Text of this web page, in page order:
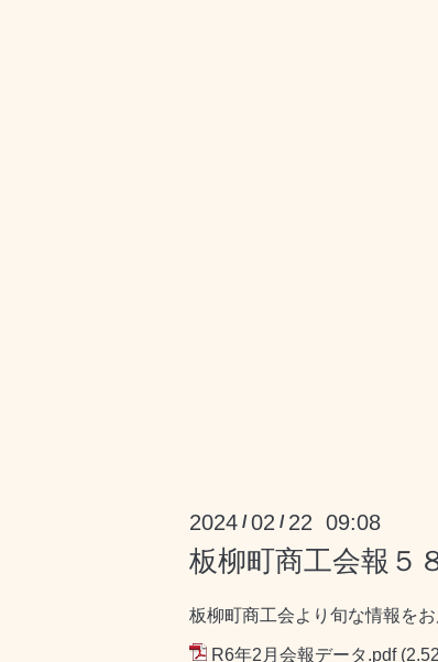
2024 /02 / 22 09:08
板柳町商工会報５
板柳町商工会より旬な情報をお
R6年2月会報データ.pdf